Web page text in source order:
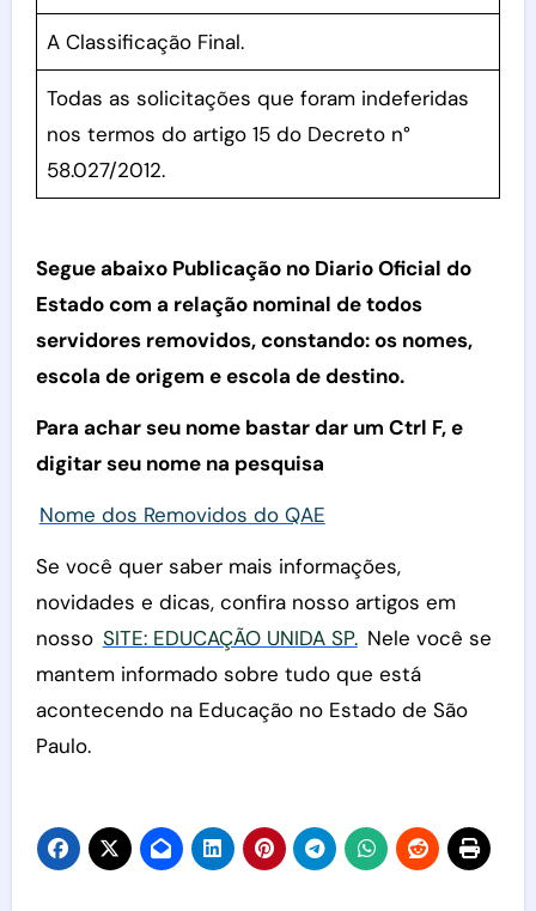
A Classificação Final.
Todas as solicitações que foram indeferidas
nos termos do artigo 15 do Decreto n°
58.027/2012.
Segue abaixo Publicação no Diario Oficial do
Estado com a relação nominal de todos
servidores removidos, constando: os nomes,
escola de origem e escola de destino.
Para achar seu nome bastar dar um Ctrl F, e
digitar seu nome na pesquisa
Nome dos Removidos do QAE
Se você quer saber mais informações,
novidades e dicas, confira nosso artigos em
nosso SITE: EDUCAÇÃO UNIDA SP. Nele você se
mantem informado sobre tudo que está
acontecendo na Educação no Estado de São
Paulo.